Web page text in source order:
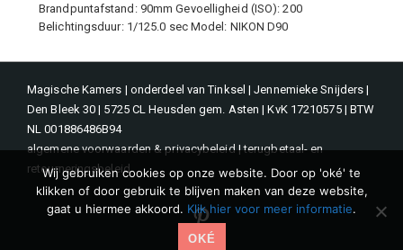
Brandpuntafstand: 90mm Gevoelligheid (ISO): 200
Belichtingsduur: 1/125.0 sec Model: NIKON D90
Magische Kamers | onderdeel van Tinksel | Jennemieke Snijders |
Den Bleek 30 | 5725 CL Heusden gem. Asten | KvK 17210575 | BTW
NL 001886486B94
algemene voorwaarden & privacybeleid|terugbetaal- en
retourneringsbeleid
Pinterest
Wij gebruiken cookies op onze website. Door op 'oké' te
klikken of door gebruik te blijven maken van deze website,
gaat u hiermee akkoord. Klik hier voor meer informatie.
OKÉ